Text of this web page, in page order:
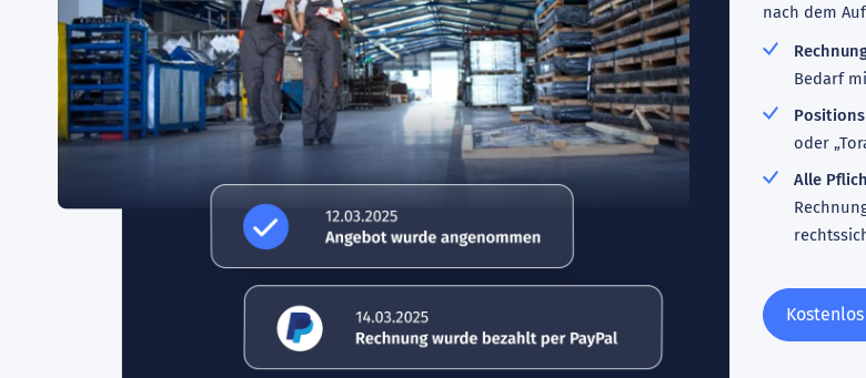
nach dem
Bedarf
oder
Alle